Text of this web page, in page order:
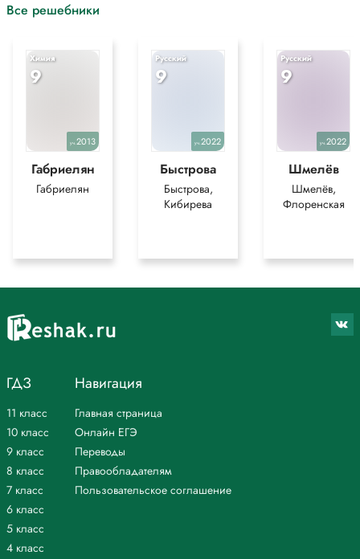
Все решебники
Химия
9
уч.2013
Габриелян
Габриелян
Русский
9
уч.2022
Быстрова
Быстрова,
Кибирева
Русский
9
уч.2022
Шмелёв
Шмелёв,
Флоренская
ГДЗ
11 класс
10 класс
9 класс
8 класс
7 класс
6 класс
5 класс
4 класс
Навигация
Главная страница
Онлайн ЕГЭ
Переводы
Правообладателям
Пользовательское соглашение